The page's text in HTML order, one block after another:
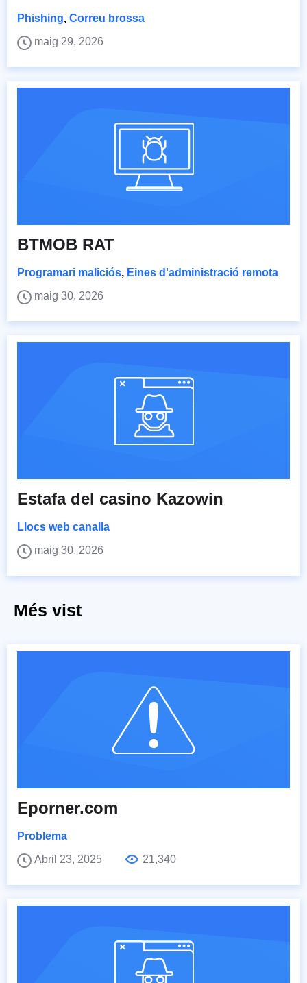
Phishing, Correu brossa
maig 29, 2026
BTMOB RAT
Programari maliciós, Eines d'administració remota
maig 30, 2026
Estafa del casino Kazowin
Llocs web canalla
maig 30, 2026
Més vist
Eporner.com
Problema
Abril 23, 2025
21,340